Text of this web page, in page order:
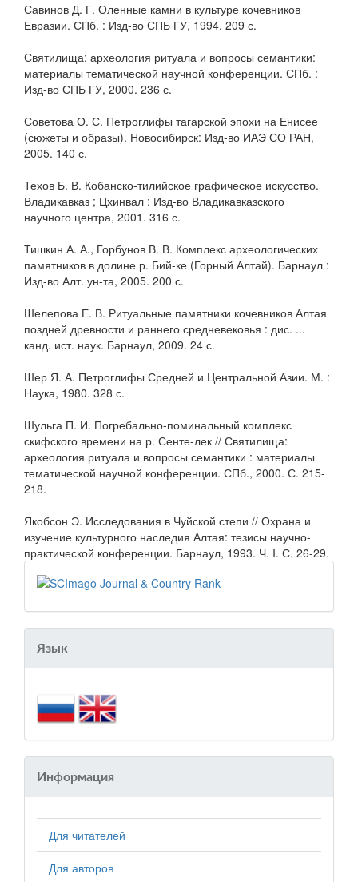
Савинов Д. Г. Оленные камни в культуре кочевников
Евразии. СПб. : Изд-во СПБ ГУ, 1994. 209 с.
Святилища: археология ритуала и вопросы семантики:
материалы тематической научной конференции. СПб. :
Изд-во СПБ ГУ, 2000. 236 с.
Советова О. С. Петроглифы тагарской эпохи на Енисее
(сюжеты и образы). Новосибирск: Изд-во ИАЭ СО РАН,
2005. 140 с.
Техов Б. В. Кобанско-тилийское графическое искусство.
Владикавказ ; Цхинвал : Изд-во Владикавказского
научного центра, 2001. 316 с.
Тишкин А. А., Горбунов В. В. Комплекс археологических
памятников в долине р. Бий-ке (Горный Алтай). Барнаул :
Изд-во Алт. ун-та, 2005. 200 с.
Шелепова Е. В. Ритуальные памятники кочевников Алтая
поздней древности и раннего средневековья : дис. ...
канд. ист. наук. Барнаул, 2009. 24 с.
Шер Я. А. Петроглифы Средней и Центральной Азии. М. :
Наука, 1980. 328 с.
Шульга П. И. Погребально-поминальный комплекс
скифского времени на р. Сенте-лек // Святилища:
археология ритуала и вопросы семантики : материалы
тематической научной конференции. СПб., 2000. С. 215-
218.
Якобсон Э. Исследования в Чуйской степи // Охрана и
изучение культурного наследия Алтая: тезисы научно-
практической конференции. Барнаул, 1993. Ч. I. С. 26-29.
Язык
Информация
Для читателей
Для авторов